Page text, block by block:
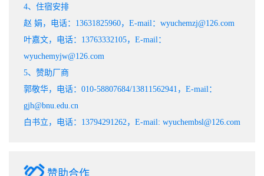
4、住宿安排
赵 娟，电话：13631825960，E-mail：wyuchemzj@126.com
叶嘉文，电话：13763332105，E-mail：
wyuchemyjw@126.com
5、赞助厂商
郭敬华，电话：010-58807684/13811562941，E-mail：
gjh@bnu.edu.cn
白书立，电话：13794291262，E-mail: wyuchembsl@126.com
赞助合作